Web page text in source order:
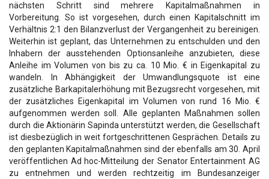
nächsten Schritt sind mehrere Kapitalmaßnahmen in
Vorbereitung. So ist vorgesehen, durch einen Kapitalschnitt im
Verhältnis 2:1 den Bilanzverlust der Vergangenheit zu bereinigen.
Weiterhin ist geplant, das Unternehmen zu entschulden und den
Inhabern der ausstehenden Optionsanleihe anzubieten, diese
Anleihe im Volumen von bis zu ca. 10 Mio. € in Eigenkapital zu
wandeln. In Abhängigkeit der Umwandlungsquote ist eine
zusätzliche Barkapitalerhöhung mit Bezugsrecht vorgesehen, mit
der zusätzliches Eigenkapital im Volumen von rund 16 Mio. €
aufgenommen werden soll. Alle geplanten Maßnahmen sollen
durch die Aktionärin Sapinda unterstützt werden, die Gesellschaft
ist diesbezüglich in weit fortgeschrittenen Gesprächen. Details zu
den geplanten Kapitalmaßnahmen sind der ebenfalls am 30. April
veröffentlichen Ad hoc-Mitteilung der Senator Entertainment AG
zu entnehmen und werden rechtzeitig im Bundesanzeiger